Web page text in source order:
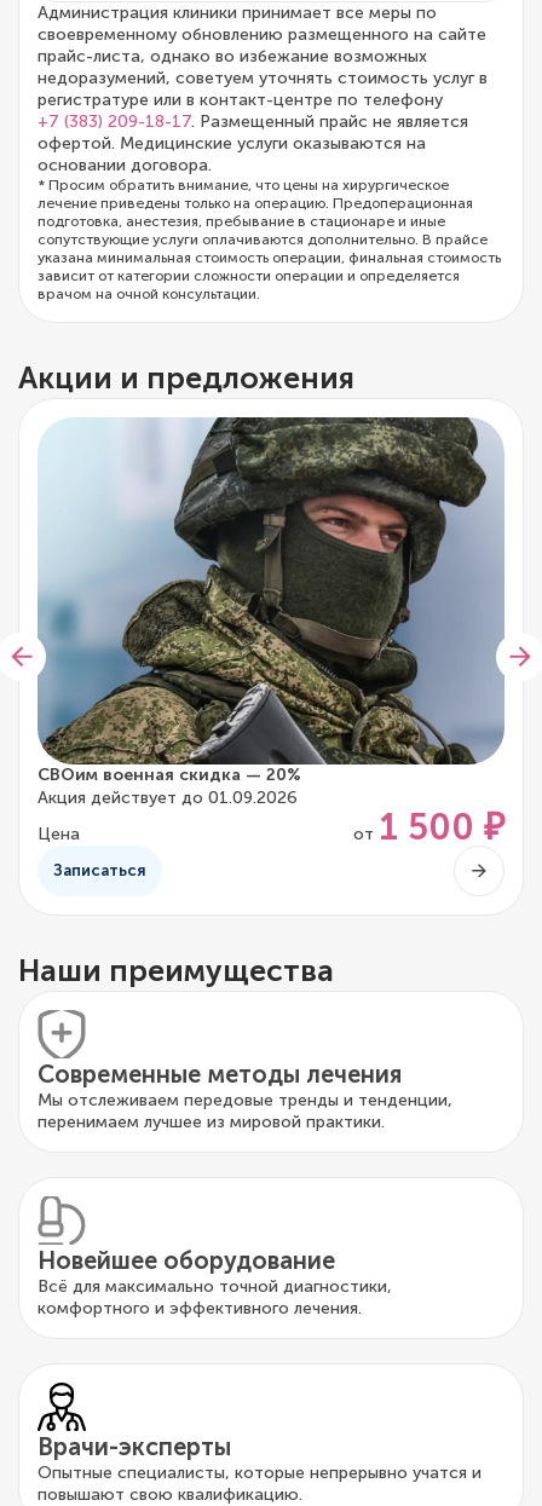
Администрация клиники принимает все меры по
своевременному обновлению размещенного на сайте
прайс-листа, однако во избежание возможных
недоразумений, советуем уточнять стоимость услуг в
регистратуре или в контакт-центре по телефону
+7 (383) 209-18-17. Размещенный прайс не является
офертой. Медицинские услуги оказываются на
основании договора.
* Просим обратить внимание, что цены на хирургическое
лечение приведены только на операцию. Предоперационная
подготовка, анестезия, пребывание в стационаре и иные
сопутствующие услуги оплачиваются дополнительно. В прайсе
указана минимальная стоимость операции, финальная стоимость
зависит от категории сложности операции и определяется
врачом на очной консультации.
Акции и предложения
СВОим военная скидка — 20%
Акция действует до 01.09.2026
Цена
от 1 500 ₽
Записаться
Наши преимущества
Современные методы лечения
Мы отслеживаем передовые тренды и тенденции,
перенимаем лучшее из мировой практики.
Новейшее оборудование
Всё для максимально точной диагностики,
комфортного и эффективного лечения.
Врачи-эксперты
Опытные специалисты, которые непрерывно учатся и
повышают свою квалификацию.